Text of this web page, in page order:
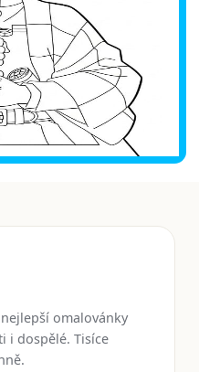
omalovánky
i dospělé. Tisíce